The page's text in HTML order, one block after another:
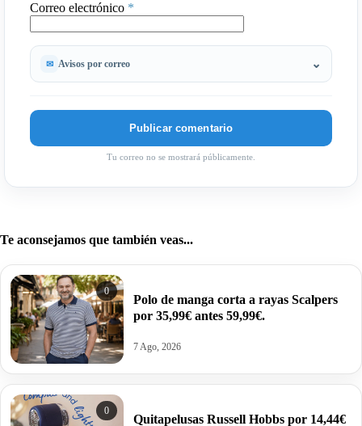
Correo electrónico *
Avisos por correo
Tu correo no se mostrará públicamente.
Te aconsejamos que también veas...
0
Polo de manga corta a rayas Scalpers
por 35,99€ antes 59,99€.
7 Ago, 2026
0
Quitapelusas Russell Hobbs por 14,44€